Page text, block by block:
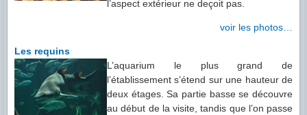
l’aspect extérieur ne deçoit pas.
voir les photos…
Les requins
L’aquarium le plus grand de
l’établissement s’étend sur une hauteur de
deux étages. Sa partie basse se découvre
au début de la visite, tandis que l’on passe